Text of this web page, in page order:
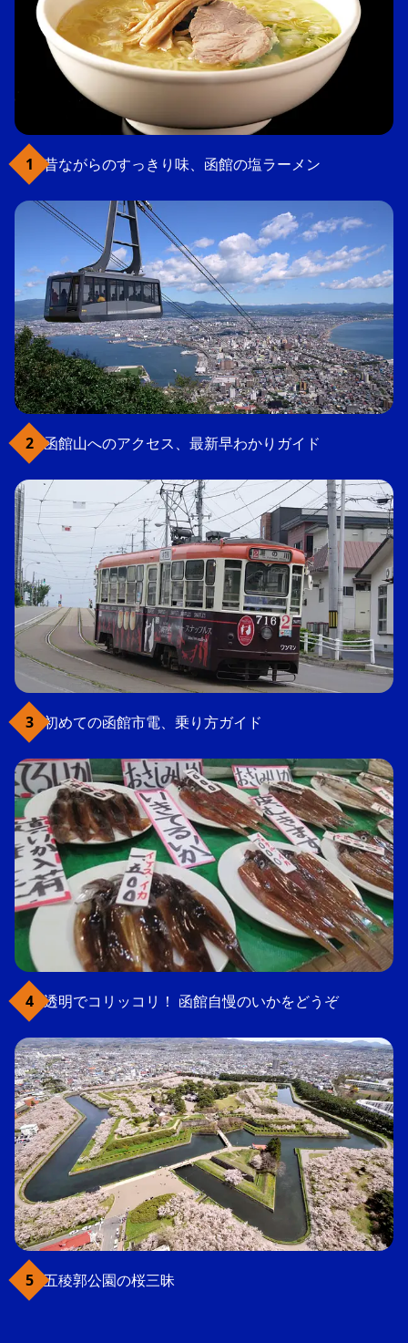
昔ながらのすっきり味、函館の塩ラーメン
函館山へのアクセス、最新早わかりガイド
初めての函館市電、乗り方ガイド
透明でコリッコリ！ 函館自慢のいかをどうぞ
五稜郭公園の桜三昧